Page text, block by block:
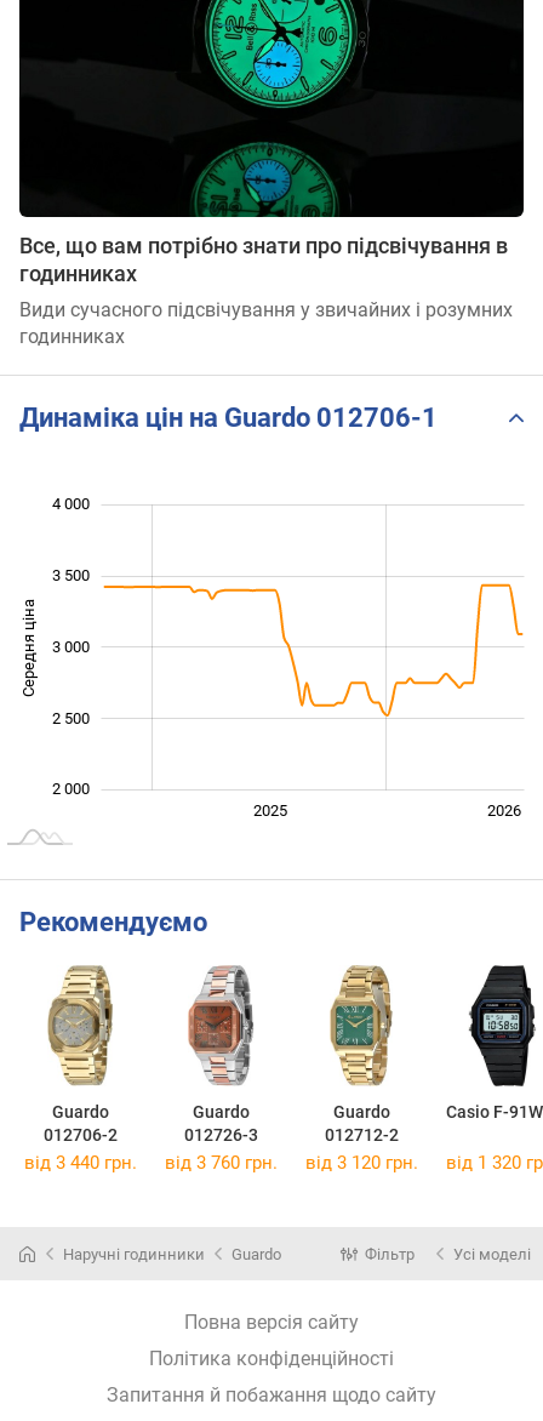
Все, що вам потрібно знати про підсвічування в
годинниках
Види сучасного підсвічування у звичайних і розумних
годинниках
Динаміка цін на Guardo 012706-1
Середня ціна 2 000
2 000
4 000
3 000
3 500
2 500
2025 2026
Рекомендуємо
Guardo
012706-2
Guardo
012726-3
Guardo
012712-2
Casio F-
від 3 440 грн. від 3 760 грн. від 3 120 грн. від 1 320
Наручні годинники Guardo Фільтр Усі моделі
Повна версія сайту
Політика конфіденційності
Запитання й побажання щодо сайту